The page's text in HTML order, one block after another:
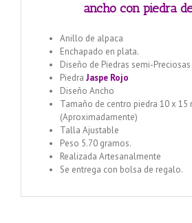
ancho con piedra
Anillo de alpaca
Enchapado en plata.
Diseño de Piedras semi-Preciosas
Piedra Jaspe Rojo
Diseño Ancho
Tamaño de centro piedra 10 x 15
(Aproximadamente)
Talla Ajustable
Peso 5.70 gramos.
Realizada Artesanalmente
Se entrega con bolsa de regalo.